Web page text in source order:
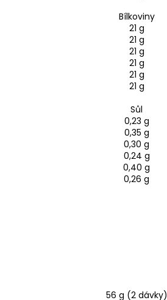
Bílkoviny
21 g
21 g
21 g
21 g
21 g
21 g
Sůl
0,23 g
0,35 g
0,30 g
0,24 g
0,40 g
0,26 g
56 g (2 dávky)